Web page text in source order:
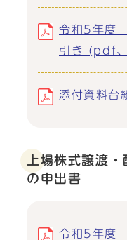
令和5年度
引き (pdf
添付資料
上場株式譲渡
の申出書
令和5年度